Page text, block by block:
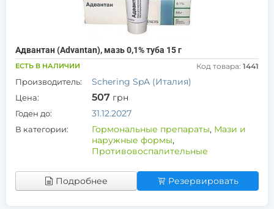
Адвантан (Advantan), мазь 0,1% туба 15 г
ЕСТЬ В НАЛИЧИИ Код товара: 1441
Производитель: Schering SpA (Италия)
Цена: 507 грн
Годен до: 31.12.2027
В категории: Гормональные препараты, Мази и
наружные формы,
Противовоспалительные
Подробнее Резервировать